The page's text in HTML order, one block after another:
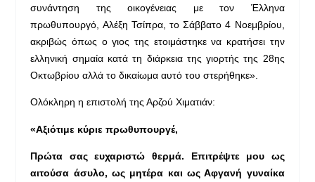
συνάντηση της οικογένειας με τον Έλληνα
πρωθυπουργό, Αλέξη Τσίπρα, το Σάββατο 4 Νοεμβρίου,
ακριβώς όπως ο γιος της ετοιμάστηκε να κρατήσει την
ελληνική σημαία κατά τη διάρκεια της γιορτής της 28ης
Οκτωβρίου αλλά το δικαίωμα αυτό του στερήθηκε».
Ολόκληρη η επιστολή της Αρζού Χιματιάν:
«Αξιότιμε κύριε πρωθυπουργέ,
Πρώτα σας ευχαριστώ θερμά. Επιτρέψτε μου ως
αιτούσα άσυλο, ως μητέρα και ως Αφγανή γυναίκα